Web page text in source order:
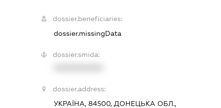
dossier.beneficiaries:
dossier.missingData
dossier.smida:
dossier.address:
УКРАЇНА, 84500, ДОНЕЦЬКА ОБЛ.,